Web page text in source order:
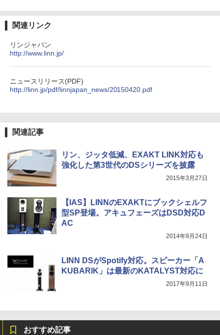
関連リンク
リンジャパン
http://www.linn.jp/
ニュースリリース(PDF)
http://linn.jp/pdf/linnjapan_news/20150420.pdf
関連記事
リン、ジッタ低減、EXAKT LINK対応も
強化した第3世代のDSシリーズを披露
2015年3月27日
【IAS】LINNのEXAKTにブックシェルフ
型SP登場。アキュフェーズはDSD対応D
AC
2014年9月24日
LINN DSがSpotify対応。スピーカー「A
KUBARIK」は最新のKATALYST対応に
2017年9月11日
おすすめ記事